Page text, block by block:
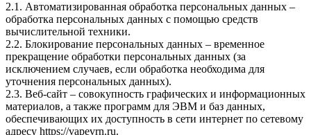
2.1. Автоматизированная обработка персональных данных –
обработка персональных данных с помощью средств
вычислительной техники.
2.2. Блокирование персональных данных – временное
прекращение обработки персональных данных (за
исключением случаев, если обработка необходима для
уточнения персональных данных).
2.3. Веб-сайт – совокупность графических и информационных
материалов, а также программ для ЭВМ и баз данных,
обеспечивающих их доступность в сети интернет по сетевому
адресу https://vapevrn.ru.